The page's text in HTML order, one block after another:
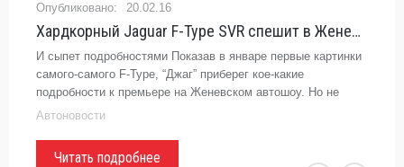
20.02.16
Хардкорный Jaguar F-Type SVR спешит в Женеву - «Автоновости»
И сыпет подробностями Показав в январе первые картинки
самого-самого F-Type, “Джаг” приберег кое-какие
подробности к премьере на Женевском автошоу. Но не
донес — SVR-версия была полностью раскрыта сегодня.
Автоновости
Читать подробнее